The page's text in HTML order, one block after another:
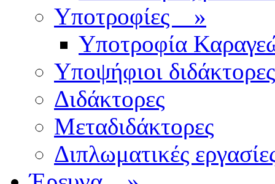
Υποτροφίες »
Υποτροφία
Υποψήφιοι διδάκτορες
Διδάκτορες
Μεταδιδάκτορες
Διπλωματικές